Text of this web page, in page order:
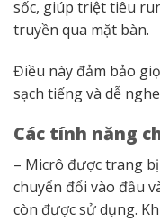
sốc, giúp triệt tiêu
truyền qua mặt bàn.
Điều này đảm bảo
sạch tiếng và dễ
Các tính năng
– Micrô được trang
chuyển đổi vào đầu
còn được sử dụng.